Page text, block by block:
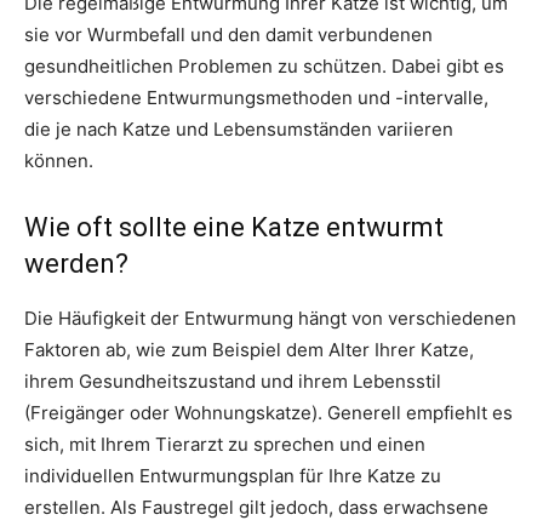
sie vor Wurmbefall und den damit verbundenen
gesundheitlichen Problemen zu schützen. Dabei gibt es
verschiedene Entwurmungsmethoden und -intervalle,
die je nach Katze und Lebensumständen variieren
können.
Wie oft sollte eine Katze entwurmt
werden?
Die Häufigkeit der Entwurmung hängt von verschiedenen
Faktoren ab, wie zum Beispiel dem Alter Ihrer Katze,
ihrem Gesundheitszustand und ihrem Lebensstil
(Freigänger oder Wohnungskatze). Generell empfiehlt es
sich, mit Ihrem Tierarzt zu sprechen und einen
individuellen Entwurmungsplan für Ihre Katze zu
erstellen. Als Faustregel gilt jedoch, dass erwachsene